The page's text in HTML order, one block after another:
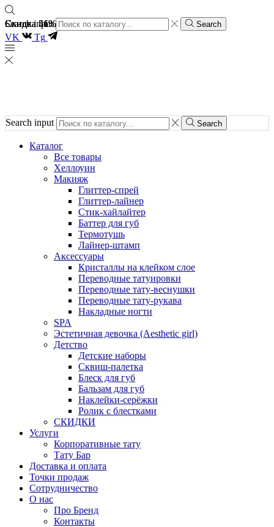
Search input Search
VK Tg
Search input Search
Каталог
Все товары
Хеллоуин
Макияж
Глиттер-спрей
Глиттер-лайнер
Стик-хайлайтер
Баттер для губ
Термотушь
Лайнер-штамп
Аксессуары
Кристаллы на клейком слое
Переводные татуировки
Переводные тату-веснушки
Переводные тату-рукава
Накладные ногти
SPA
Эстетичная девочка (Aesthetic girl)
Детство
Детские наборы
Сквиш-палетка
Блеск для губ
Бальзам для губ
Наклейки-серёжки
Ролик с блестками
СКИДКИ
Услуги
Корпоративные тату
Тату Бар
Доставка и оплата
Точки продаж
Сотрудничество
О нас
Про Бренд
Контакты
Скидка 51%
Скидка 46%
Скидка 51%